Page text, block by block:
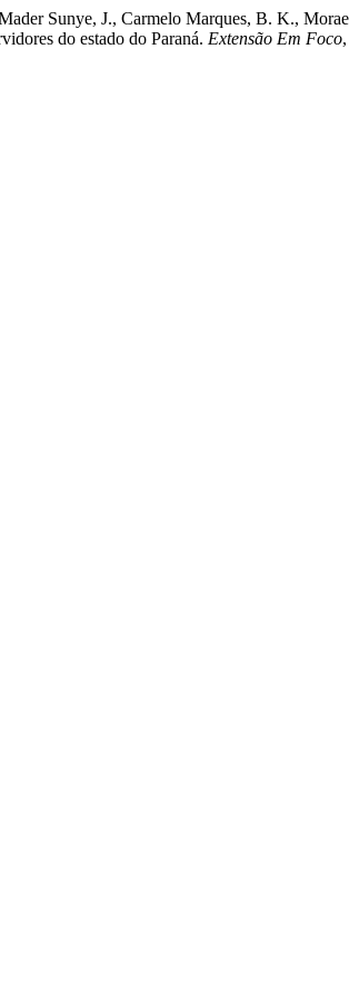
Sunye, J., Carmelo Marques, B. K.,
do estado do Paraná. Extensão Em Foco